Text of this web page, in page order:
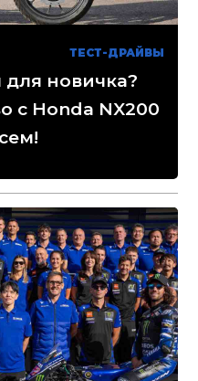
ТЕСТ-ДРАЙВЫ
новичка?
с Honda NX200